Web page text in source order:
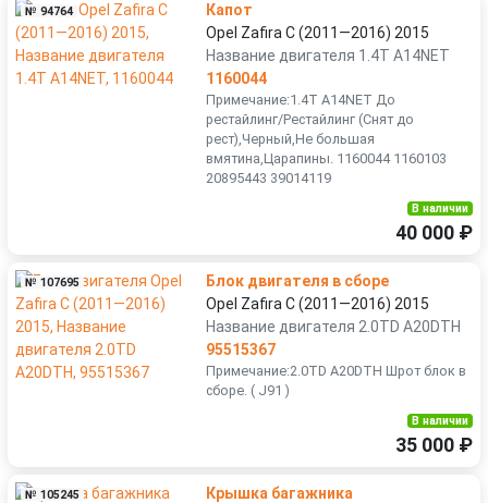
№ 94764
Капот
Opel Zafira C (2011—2016) 2015
Название двигателя 1.4T A14NET
1160044
Примечание:1.4T A14NET До
рестайлинг/Рестайлинг (Снят до
рест),Черный,Не большая
вмятина,Царапины. 1160044 1160103
20895443 39014119
В наличии
40 000 ₽
№ 107695
Блок двигателя в сборе
Opel Zafira C (2011—2016) 2015
Название двигателя 2.0TD A20DTH
95515367
Примечание:2.0TD A20DTH Шрот блок в
сборе. ( J91 )
В наличии
35 000 ₽
№ 105245
Крышка багажника